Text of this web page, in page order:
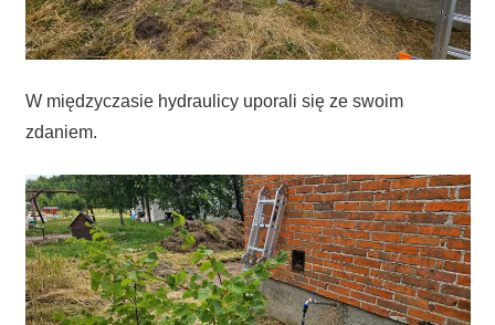
W międzyczasie hydraulicy uporali się ze swoim
zdaniem.